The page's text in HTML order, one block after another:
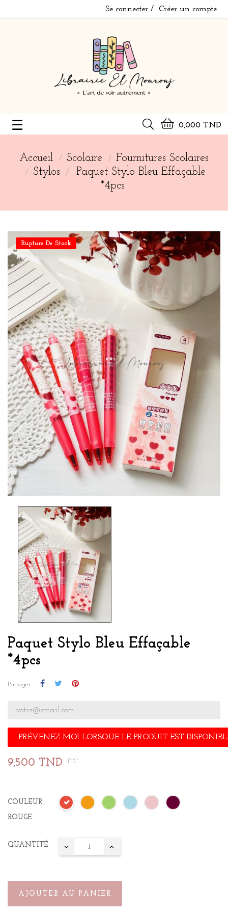
Se connecter Créer un compte
0,000 TND
Basculer
navigation
☰
Accueil Scolaire
Fournitures Scolaires
Stylos
Paquet Stylo Bleu Effaçable
*4pcs
Rupture De Stock
Paquet Stylo Bleu Effaçable
*4pcs
Partager
PRÉVENEZ-MOI LORSQUE LE PRODUIT EST
9,500 TND TTC
COULEUR :
ROUGE
QUANTITÉ
AJOUTER AU PANIER